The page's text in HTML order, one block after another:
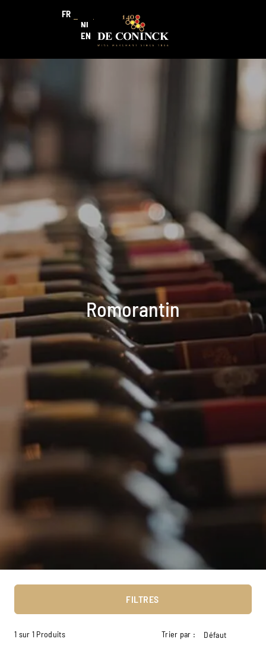
FR
NL
EN
Romorantin
FILTRES
1 sur 1 Produits Trier par : Défaut